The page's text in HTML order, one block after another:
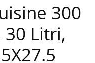
300
30 Litri,